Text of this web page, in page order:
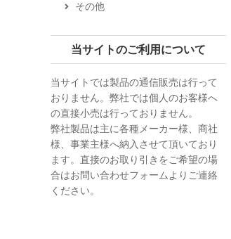
その他
当サイトのご利用について
当サイトでは製品の通信販売は行って
おりません。弊社では個人のお客様へ
の直接小売は行っておりません。
弊社製品は主に各種メーカー様、商社
様、事業主様へ納入させて頂いており
ます。直接のお取り引きをご希望の場
合はお問い合わせフォームよりご連絡
ください。